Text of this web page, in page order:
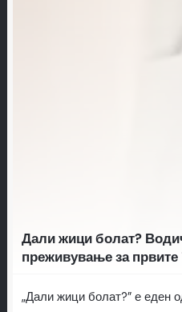
Дали жици болат?
преживување за првите
„Дали жици болат?” е еден